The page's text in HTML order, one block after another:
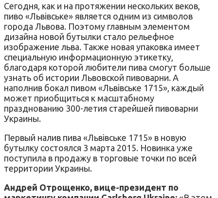
Сегодня, как и на протяжении нескольких веков,
пиво «Львівське» является одним из символов
города Львова. Поэтому главным элементом
дизайна новой бутылки стало рельефное
изображение льва. Также новая упаковка имеет
специальную информационную этикетку,
благодаря которой любители пива смогут больше
узнать об истории Львовской пивоварни. А
наполнив бокал пивом «Львівське 1715», каждый
может приобщиться к масштабному
празднованию 300-летия старейшей пивоварни
Украины.
Первый налив пива «Львівське 1715» в новую
бутылку состоялся 3 марта 2015. Новинка уже
поступила в продажу в торговые точки по всей
территории Украины.
Андрей Отрощенко, вице-президент по